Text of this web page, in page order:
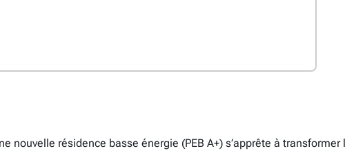
nouvelle résidence basse énergie (PEB A+) s’apprête à